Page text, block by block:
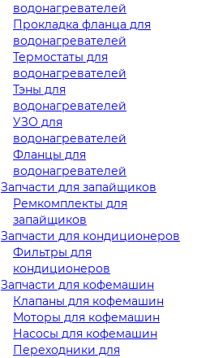
водонагревателей
Прокладка фланца для
водонагревателей
Термостаты для
водонагревателей
Тэны для
водонагревателей
УЗО для
водонагревателей
Фланцы для
водонагревателей
Запчасти для запайщиков
Ремкомплекты для
запайщиков
Запчасти для кондиционеров
Фильтры для
кондиционеров
Запчасти для кофемашин
Клапаны для кофемашин
Моторы для кофемашин
Насосы для кофемашин
Переходники для